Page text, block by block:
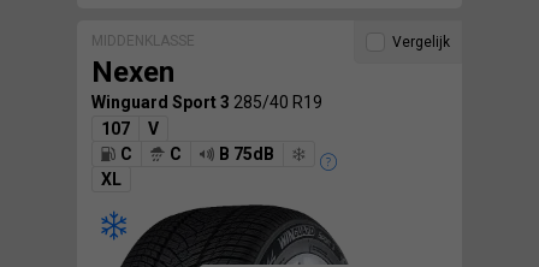
MIDDENKLASSE
Nexen
Winguard Sport 3 285/40 R19
107
V
C
C
B 75dB
XL
Vergelijk